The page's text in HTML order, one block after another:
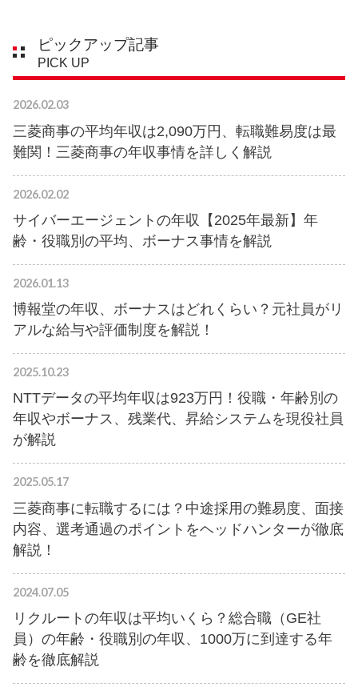
ピックアップ記事
PICK UP
2026.02.03
三菱商事の平均年収は2,090万円、転職難易度は最
難関！三菱商事の年収事情を詳しく解説
2026.02.02
サイバーエージェントの年収【2025年最新】年
齢・役職別の平均、ボーナス事情を解説
2026.01.13
博報堂の年収、ボーナスはどれくらい？元社員がリ
アルな給与や評価制度を解説！
2025.10.23
NTTデータの平均年収は923万円！役職・年齢別の
年収やボーナス、残業代、昇給システムを現役社員
が解説
2025.05.17
三菱商事に転職するには？中途採用の難易度、面接
内容、選考通過のポイントをヘッドハンターが徹底
解説！
2024.07.05
リクルートの年収は平均いくら？総合職（GE社
員）の年齢・役職別の年収、1000万に到達する年
齢を徹底解説